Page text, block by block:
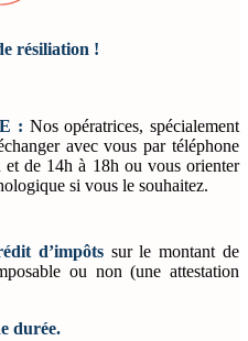
résiliation !
: Nos opératrices, spécialement
avec vous par téléphone
de 14h à 18h ou vous orienter
si vous le souhaitez.
d’impôtssur le montant de
ou non (une attestation
durée.